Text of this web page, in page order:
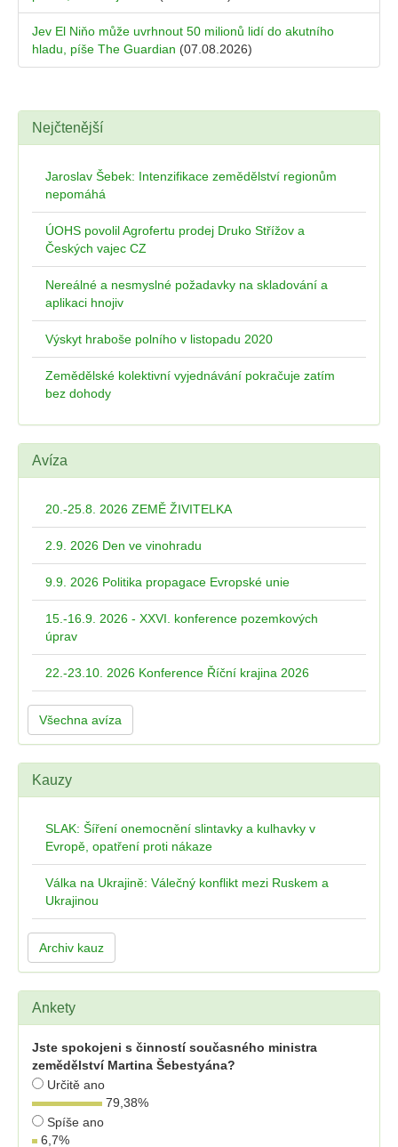
Jev El Niňo může uvrhnout 50 milionů lidí do akutního
hladu, píše The Guardian (07.08.2026)
Nejčtenější
Jaroslav Šebek: Intenzifikace zemědělství regionům
nepomáhá
ÚOHS povolil Agrofertu prodej Druko Střížov a
Českých vajec CZ
Nereálné a nesmyslné požadavky na skladování a
aplikaci hnojiv
Výskyt hraboše polního v listopadu 2020
Zemědělské kolektivní vyjednávání pokračuje zatím
bez dohody
Avíza
20.-25.8. 2026 ZEMĚ ŽIVITELKA
2.9. 2026 Den ve vinohradu
9.9. 2026 Politika propagace Evropské unie
15.-16.9. 2026 - XXVI. konference pozemkových
úprav
22.-23.10. 2026 Konference Říční krajina 2026
Všechna avíza
Kauzy
SLAK: Šíření onemocnění slintavky a kulhavky v
Evropě, opatření proti nákaze
Válka na Ukrajině: Válečný konflikt mezi Ruskem a
Ukrajinou
Archiv kauz
Ankety
Jste spokojeni s činností současného ministra
zemědělství Martina Šebestyána?
Určitě ano
79,38%
Spíše ano
6,7%